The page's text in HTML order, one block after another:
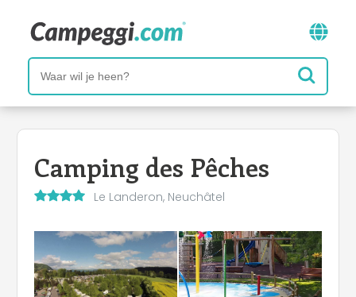
Camping des Pêches
Le Landeron, Neuchâtel